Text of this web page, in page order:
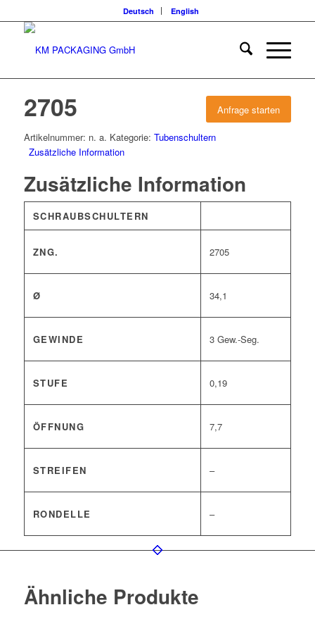
Deutsch English
Anfrage starten
2705
Artikelnummer: n. a. Kategorie: Tubenschultern
Zusätzliche Information
Zusätzliche Information
SCHRAUBSCHULTERN
ZNG. 2705
Ø 34,1
GEWINDE 3 Gew.-Seg.
STUFE 0,19
ÖFFNUNG 7,7
STREIFEN –
RONDELLE –
Ähnliche Produkte